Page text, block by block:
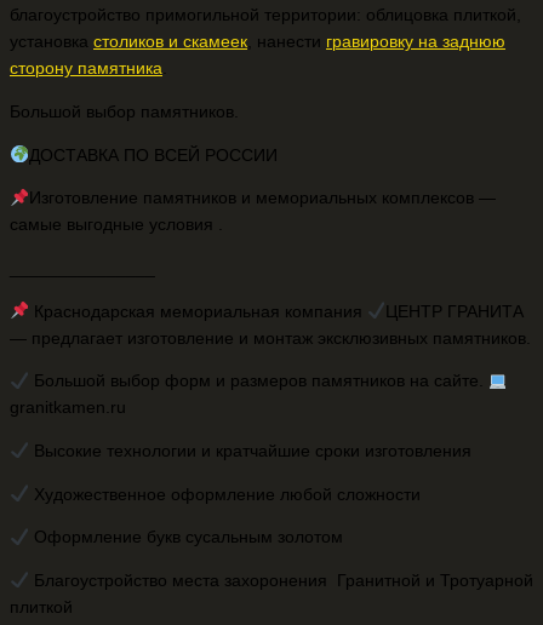
благоустройство примогильной территории: облицовка плиткой,
установка столиков и скамеек, нанести гравировку на заднюю
сторону памятника.
Большой выбор памятников.
ДОСТАВКА ПО ВСЕЙ РОССИИ
Изготовление памятников и мемориальных комплексов —
самые выгодные условия .
Краснодарская мемориальная компания
ЦЕНТР ГРАНИТА
— предлагает изготовление и монтаж эксклюзивных памятников.
Большой выбор форм и размеров памятников на сайте.
granitkamen.ru
Высокие технологии и кратчайшие сроки изготовления
Художественное оформление любой сложности
Оформление букв сусальным золотом
Благоустройство места захоронения Гранитной и Тротуарной
плиткой